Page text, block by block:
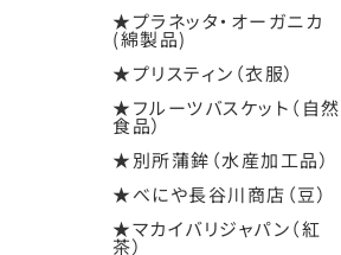
★プラネッタ・オーガニカ
(綿製品)
★プリスティン（衣服）
★フルーツバスケット（自然
食品）
★別所蒲鉾（水産加工品）
★べにや長谷川商店（豆）
★マカイバリジャパン（紅
茶）